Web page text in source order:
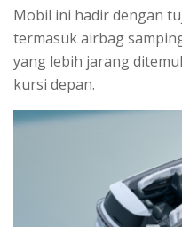
Mobil ini hadir dengan
termasuk airbag
yang lebih jarang
kursi depan.